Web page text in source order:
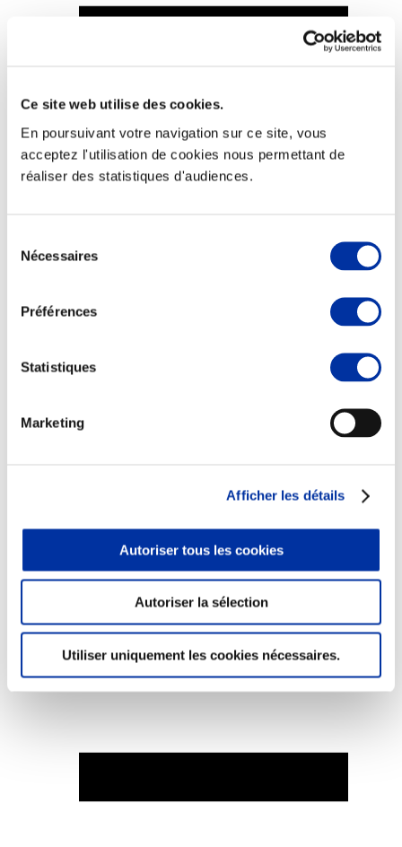
Ce site web utilise des cookies.
En poursuivant votre navigation sur ce site, vous
acceptez l'utilisation de cookies nous permettant de
réaliser des statistiques d'audiences.
Nécessaires
Préférences
Statistiques
Marketing
Afficher les détails
Autoriser tous les cookies
Autoriser la sélection
Utiliser uniquement les cookies nécessaires.
Viande et climat
Valorisation de l’herbe
Autonomie des élevages
Qualité air, eau, sols
Economie de ressources
Abattoir
Partenaire Climat